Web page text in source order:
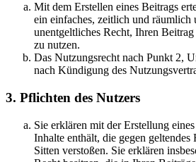
Mit dem Erstellen eines Beitrags
ein einfaches, zeitlich und räumlich
unentgeltliches Recht, Ihren
zu nutzen.
Das Nutzungsrecht nach Punkt 2,
nach Kündigung des
3. Pflichten des Nutzers
Sie erklären mit der Erstellung
Inhalte enthält, die gegen geltendes
Sitten verstoßen. Sie erklären